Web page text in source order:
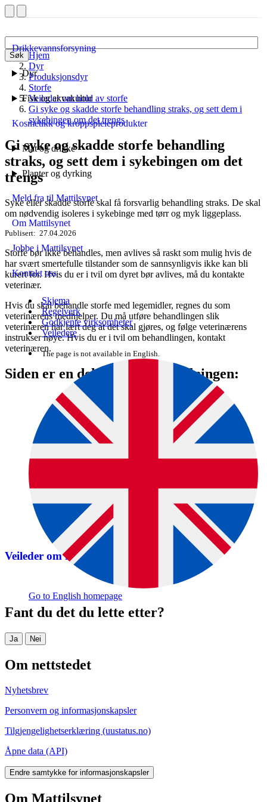
Søk
Drikkevannsforsyning
Dyr
Fisk og akvakultur
Kosmetikk og kroppspleieprodukter
Mat og drikke
Planter og dyrking
Meld fra til Mattilsynet
Om Mattilsynet
Jobbe i Mattilsynet
Kontakt oss
Skjema
Regelverk
Godkjente virksomheter
Veiledere
The page is not available in English.
Go to English homepage
Hjem
Dyr
Produksjonsdyr
Storfe
Veileder om hold av storfe
Gi syke og skadde storfe behandling straks, og sett dem i
sykebingen om det trengs
Gi syke og skadde storfe behandling
straks, og sett dem i sykebingen om det
trengs
Syke eller skadde storfe skal få forsvarlig behandling straks. De skal
om nødvendig isoleres i syke­binge med tørr og myk ligge­plass.
Publisert 27.04.2026
Storfe bør ikke behandles, men avlives så raskt som mulig hvis de
har svært smerte­fulle tilstander som de sannsynligvis ikke kan bli
kurert for. Hvis du er i tvil om dyret bør avlives, må du kontakte
veterinær.
Hvis du skal behandle storfe med lege­midler, regnes du som
veterinærens med­hjelper. Du må utføre behandlingen slik
veterinæren har lært deg at det skal gjøres, og følge veterinærens
instrukser nøye. Hvis du er i tvil om behandlingen, kontakt
veterinæren.
Siden er en del av denne veiledningen:
Veileder om hold av storfe
Fant du det du lette etter?
Ja Nei
Om nettstedet
Nyhetsbrev
Personvern og informasjonskapsler
Tilgjengelighetserklæring (uustatus.no)
Åpne data (API)
Endre samtykke for informasjonskapsler
Om Mattilsynet